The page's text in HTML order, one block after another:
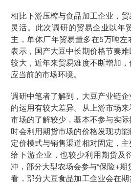
相比下游压榨与食品加工企业，
灵活。此次调研的贸易企业以年
主，单体厂年贸易量多在5万吨
表示，国产大豆中长期价格节奏
较大，近年来贸易难度不断增加
应当前的市场环境。
调研中笔者了解到，大豆产业链
的运用有较大差异。从上游市场
市场的了解较少，基本不参与实
时会利用期货市场的价格发现功
定价模式与销售渠道相对固定，
给下游企业，也较少利用期货及
冲，部分大型农场会参与“保险+期
看，部分大豆食品加工企业会在期